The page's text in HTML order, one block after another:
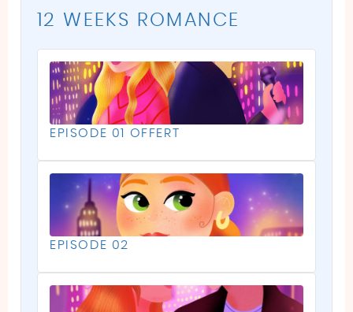
12 WEEKS ROMANCE
EPISODE 01 OFFERT
EPISODE 02